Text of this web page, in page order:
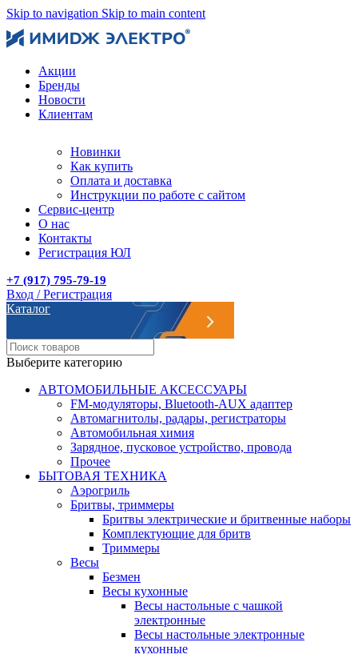
Skip to navigation Skip to main content
Акции
Бренды
Новости
Клиентам
Новинки
Как купить
Оплата и доставка
Инструкции по работе с сайтом
Сервис-центр
О нас
Контакты
Регистрация ЮЛ
+7 (917) 795-79-19
Вход / Регистрация
Каталог
Выберите категорию
АВТОМОБИЛЬНЫЕ АКСЕССУАРЫ
FM-модуляторы, Bluetooth-AUX адаптер
Автомагнитолы, радары, регистраторы
Автомобильная химия
Зарядное, пусковое устройство, провода
Прочее
БЫТОВАЯ ТЕХНИКА
Аэрогриль
Бритвы, триммеры
Бритвы электрические и бритвенные наборы
Комплектующие для бритв
Триммеры
Весы
Безмен
Весы кухонные
Весы настольные с чашкой
электронные
Весы настольные электронные
кухонные